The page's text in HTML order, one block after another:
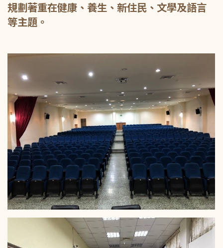
規劃著重在健康、養生、新住民、文學及語言
等主題。